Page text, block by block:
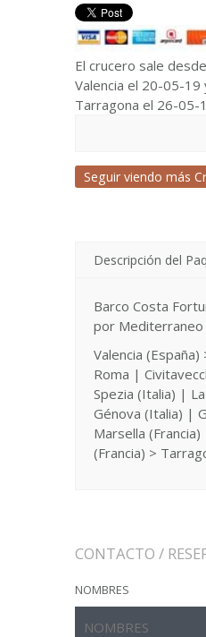
El crucero sale
Valencia el 20-05-
Tarragona el 26-05-
Seguir viendo más
Descripción del
Barco Costa
por Mediterraneo
Valencia
Roma |
Spezia (Italia) |
Génova (Italia) |
Marsella
(Francia) >
CONTACTO /
NOMBRES